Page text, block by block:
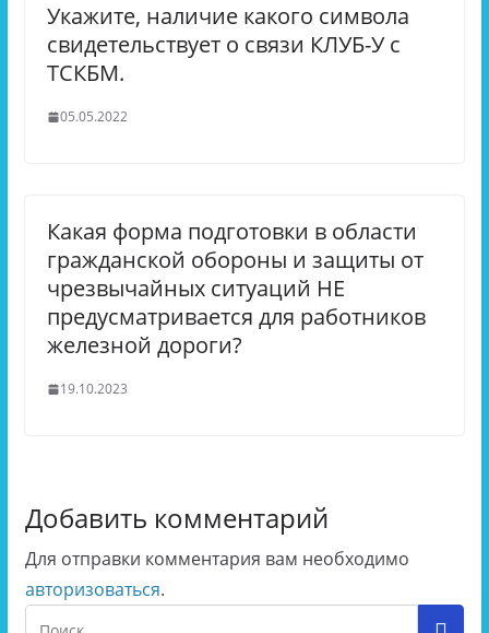
Укажите, наличие какого символа
свидетельствует о связи КЛУБ-У с
ТСКБМ.
05.05.2022
Какая форма подготовки в области
гражданской обороны и защиты от
чрезвычайных ситуаций НЕ
предусматривается для работников
железной дороги?
19.10.2023
Добавить комментарий
Для отправки комментария вам необходимо
авторизоваться.